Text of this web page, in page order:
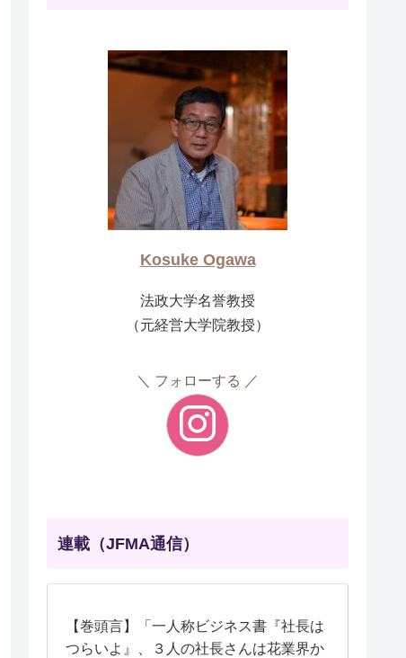
Kosuke Ogawa
法政大学名誉教授
（元経営大学院教授）
フォローする
連載（JFMA通信）
【巻頭言】「一人称ビジネス書『社長は
つらいよ』、３人の社長さんは花業界か